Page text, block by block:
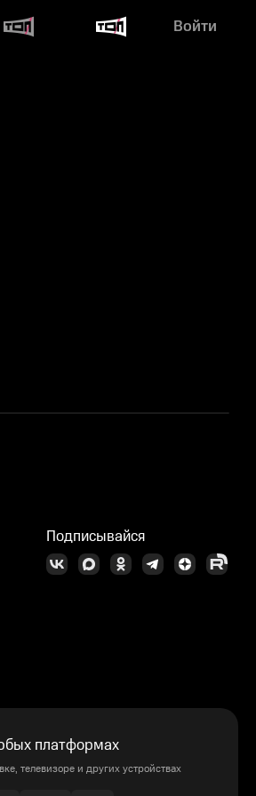
Войти
Подписывайся
платформах
телевизоре и других устройствах